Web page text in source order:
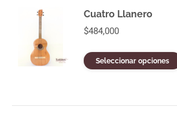
Cuatro Llanero
$484,000
Seleccionar opciones